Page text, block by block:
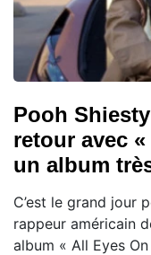
Pooh
retour avec
un album
C’est le grand jour
rappeur américain
album « All Eyes